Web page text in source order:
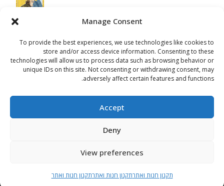
Manage Consent
To provide the best experiences, we use technologies like cookies to
store and/or access device information. Consenting to these
technologies will allow us to process data such as browsing behavior or
unique IDs on this site. Not consenting or withdrawing consent, may
adversely affect certain features and functions.
Accept
Deny
View preferences
תקנון חנות ואתרתקנון חנות ואתרתקנון חנות ואתר Copyright 2026 - נמרוד דוויק